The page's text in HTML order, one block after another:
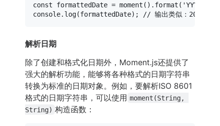
const formattedDate = moment (). format ( 'YYYY年
console. log(formattedDate); // 输出类似：2023年
解析日期
除了创建和格式化日期外，Moment.js还提供了
强大的解析功能，能够将各种格式的日期字符串
转换为标准的日期对象。例如，要解析ISO 8601
格式的日期字符串，可以使用 moment(String,
String) 构造函数：